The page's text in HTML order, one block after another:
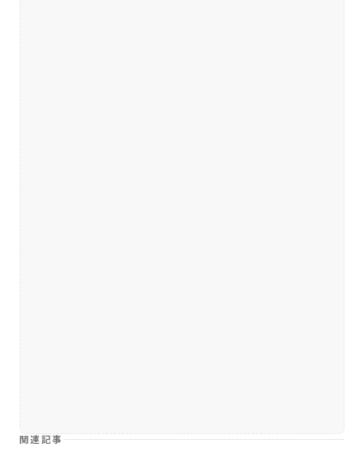
関連記事